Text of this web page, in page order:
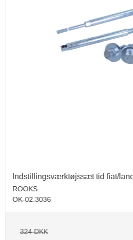
Indstillingsværktøjssæt tid fiat/
ROOKS
OK-02.3036
324 DKK